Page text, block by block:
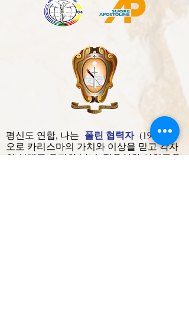
평신도 연합, 나는 폴린 협력자(1917) 바
오로 카리스마의 가치와 이상을 믿고 각자
의 상태를 유지한 남녀, 젊은이와 성인들은